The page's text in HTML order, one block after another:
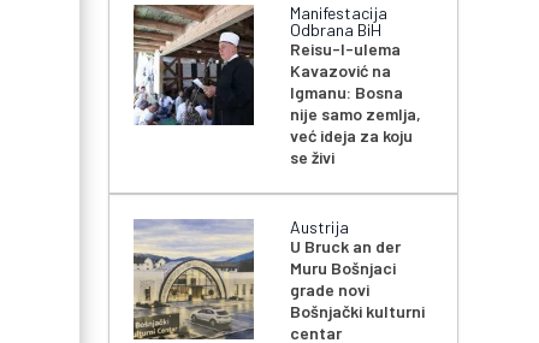
Manifestacija
Odbrana BiH
Reisu-l-ulema
Kavazović na
Igmanu: Bosna
nije samo zemlja,
već ideja za koju
se živi
Austrija
U Bruck an der
Muru Bošnjaci
grade novi
Bošnjački kulturni
centar